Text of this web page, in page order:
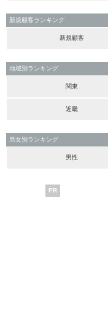
新規顧客ランキング
新規顧客
地域別ランキング
関東
近畿
男女別ランキング
男性
PR